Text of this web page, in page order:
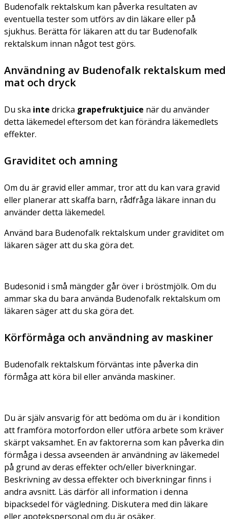
Budenofalk rektalskum kan påverka resultaten av
eventuella tester som utförs av din läkare eller på
sjukhus. Berätta för läkaren att du tar Budenofalk
rektalskum innan något test görs.
Användning av Budenofalk rektalskum med
mat och dryck
Du ska inte dricka grapefruktjuice när du använder
detta läkemedel eftersom det kan förändra läkemedlets
effekter.
Graviditet och amning
Om du är gravid eller ammar, tror att du kan vara gravid
eller planerar att skaffa barn, rådfråga läkare innan du
använder detta läkemedel.
Använd bara Budenofalk rektalskum under graviditet om
läkaren säger att du ska göra det.
Budesonid i små mängder går över i bröstmjölk. Om du
ammar ska du bara använda Budenofalk rektalskum om
läkaren säger att du ska göra det.
Körförmåga och användning av maskiner
Budenofalk rektalskum förväntas inte påverka din
förmåga att köra bil eller använda maskiner.
Du är själv ansvarig för att bedöma om du är i kondition
att framföra motorfordon eller utföra arbete som kräver
skärpt vaksamhet. En av faktorerna som kan påverka din
förmåga i dessa avseenden är användning av läkemedel
på grund av deras effekter och/eller biverkningar.
Beskrivning av dessa effekter och biverkningar finns i
andra avsnitt. Läs därför all information i denna
bipacksedel för vägledning. Diskutera med din läkare
eller apotekspersonal om du är osäker.